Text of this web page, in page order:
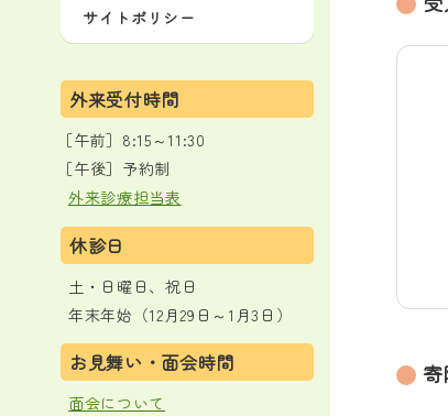
サイトポリシー
外来受付時間
［午前］8:15～11:30
［午後］予約制
外来診療担当表
休診日
土・日曜日、祝日
年末年始（12月29日～1月3日）
お見舞い・面会時間
面会について